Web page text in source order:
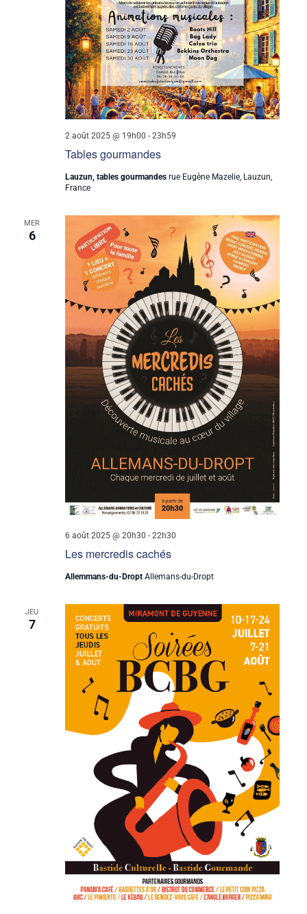
Tables gourmandes
2 août 2025 @ 19h00 - 23h59
Lauzun, tables gourmandes rue Eugène Mazelie, Lauzun,
France
MER
6
Les mercredis cachés
6 août 2025 @ 20h30 - 22h30
Allemmans-du-Dropt Allemans-du-Dropt
JEU
7